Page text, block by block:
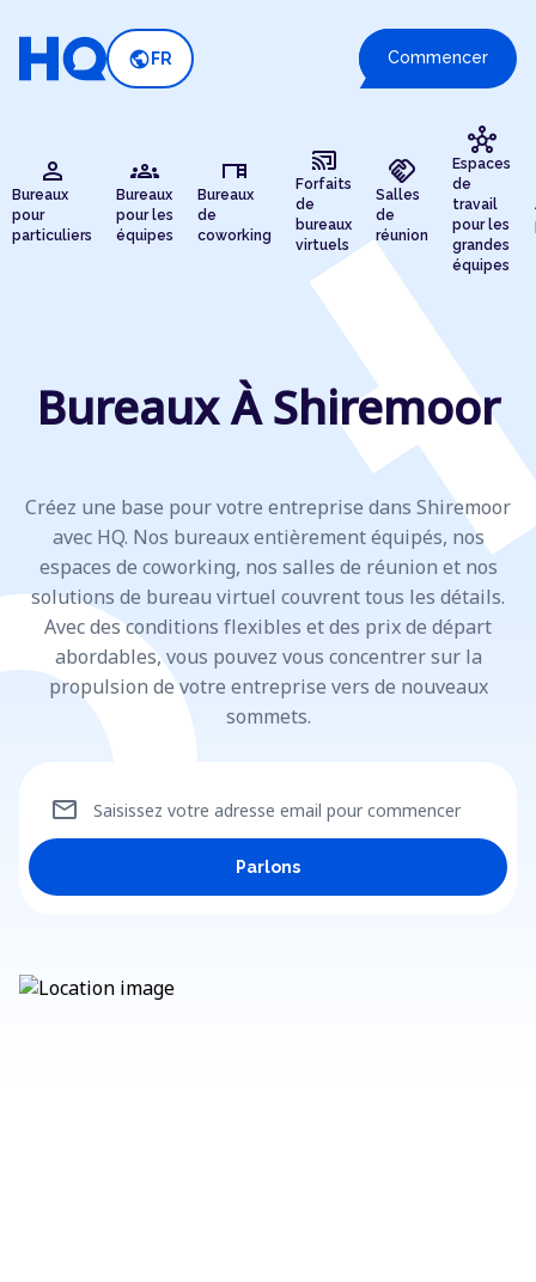
public FR Commencer
person
Bureaux
pour
particuliers
groups
Bureaux
pour les
équipes
desk
Bureaux
de
coworking
cast_connected
Forfaits
de
bureaux
virtuels
handshake
Salles
de
réunion
hub
Espaces
de
travail
pour les
grandes
équipes
Bureaux À Shiremoor
Créez une base pour votre entreprise dans Shiremoor
avec HQ. Nos bureaux entièrement équipés, nos
espaces de coworking, nos salles de réunion et nos
solutions de bureau virtuel couvrent tous les détails.
Avec des conditions flexibles et des prix de départ
abordables, vous pouvez vous concentrer sur la
propulsion de votre entreprise vers de nouveaux
sommets.
Saisissez votre adresse email pour commencer
mail
Parlons